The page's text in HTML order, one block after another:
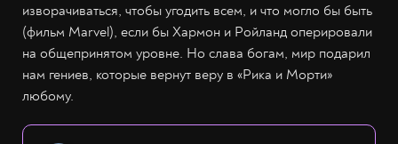
изворачиваться, чтобы угодить всем, и что могло бы быть
(фильм Marvel), если бы Хармон и Ройланд оперировали
на общепринятом уровне. Но слава богам, мир подарил
нам гениев, которые вернут веру в «Рика и Морти»
любому.